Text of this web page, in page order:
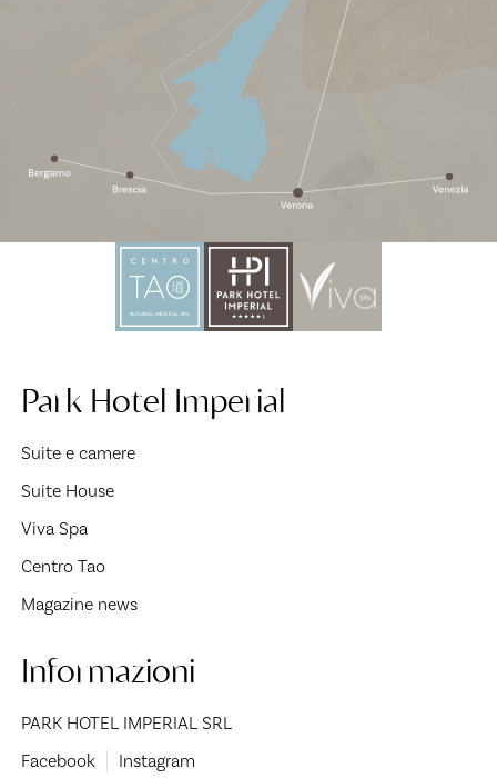
Park Hotel Imperial
Suite e camere
Suite House
Viva Spa
Centro Tao
Magazine news
Informazioni
PARK HOTEL IMPERIAL SRL
Facebook
Instagram